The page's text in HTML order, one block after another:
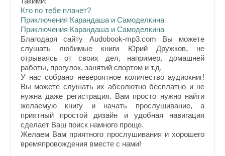
Кто по тебе плачет?
Приключения Карандаша и Самоделкина
Приключения Карандаша и Самоделкина
Благодаря сайту Audobook-mp3.com Вы можете
слушать любимые книги Юрий Дружков, не
отрываясь от своих дел, например, домашней
работы, прогулок, занятий спортом и т.д.
У нас собрано невероятное количество аудиокниг!
Вы можете слушать их абсолютно бесплатно и не
нужна даже регистрация. Вам просто нужно найти
желаемую книгу и начать прослушивание, а
приятный простой дизайн и удобная навигация
сделает Ваш поиск намного проще.
Желаем Вам приятного прослушивания и хорошего
времяпровождения вместе с нами!